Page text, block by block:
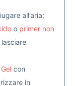
all’aria;
o primer non
con
in